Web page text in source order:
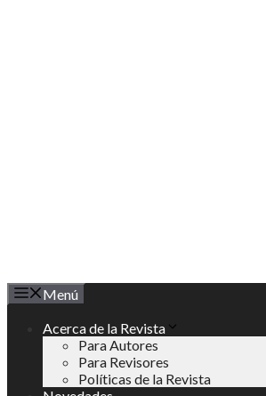
Menú
Acerca de la Revista
Para Autores
Para Revisores
Políticas de la Revista